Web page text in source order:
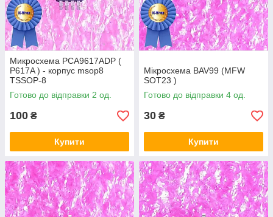
Микросхема PCA9617ADP (
P617A ) - корпус msop8
TSSOP-8
Готово до відправки 2 од.
100 ₴
Купити
Мікросхема BAV99 (MFW
SOT23 )
Готово до відправки 4 од.
30 ₴
Купити